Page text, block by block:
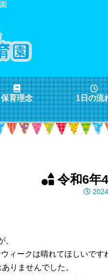
保育理念 1日の流
令和6年
、
ィークは晴れてほしいです
りませんでした。